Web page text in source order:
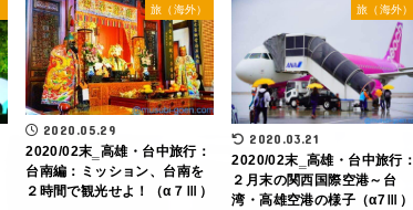
旅（海外）
2020.05.29
2020/02末‗高雄・台中旅行：
台南編：ミッション、台南を
２時間で観光せよ！（α７Ⅲ）
旅（海外）
2020.03.21
2020/02末‗高雄・台中旅行：
２月末の関西国際空港～台
湾・高雄空港の様子（α7Ⅲ）